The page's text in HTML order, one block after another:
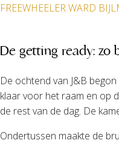
FREEWHEELER WARD
De getting ready: zo
De ochtend van J&B
klaar voor het raam en op
de rest van de dag. De
Ondertussen maakte de